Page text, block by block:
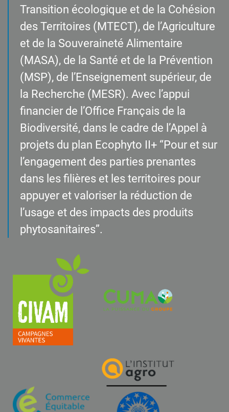
Transition écologique et de la Cohésion
des Territoires (MTECT), de l’Agriculture
et de la Souveraineté Alimentaire
(MASA), de la Santé et de la Prévention
(MSP), de l’Enseignement supérieur, de
la Recherche (MESR). Avec l’appui
financier de l’Office Français de la
Biodiversité, dans le cadre de l’Appel à
projets du plan Ecophyto II+ “Pour et sur
l’engagement des parties prenantes
dans les filières et les territoires pour
appuyer et valoriser la réduction de
l’usage et des impacts des produits
phytosanitaires”.